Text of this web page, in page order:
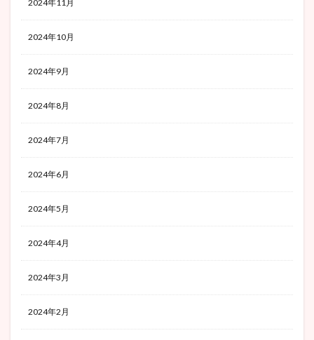
2024年11月
2024年10月
2024年9月
2024年8月
2024年7月
2024年6月
2024年5月
2024年4月
2024年3月
2024年2月